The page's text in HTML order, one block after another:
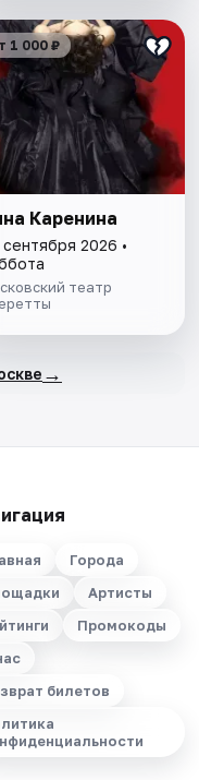
1 000 ₽
Каренина
сентября 2026 •
театр
→
Города
Артисты
Промокоды
билетов